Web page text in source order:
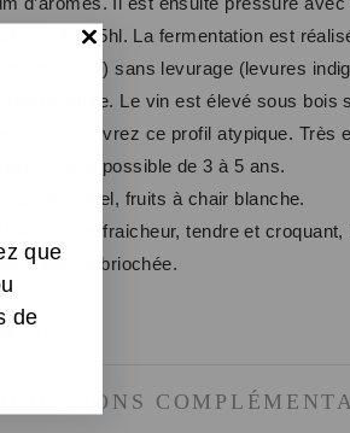
de 5hl. La fermentation est
forte) sans levurage (levures
température. Le vin est élevé sous bois
Découvrez ce profil atypique. Très
Garde possible de 3 à 5 ans.
d’abeille, miel, fruits à chair blanche.
Minéralité et fraicheur, tendre et croquant,
suave et briochée.
:75 cl
que
de